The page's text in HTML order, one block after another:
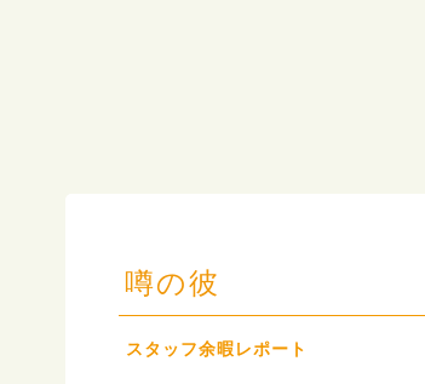
噂の彼
スタッフ余暇レポート